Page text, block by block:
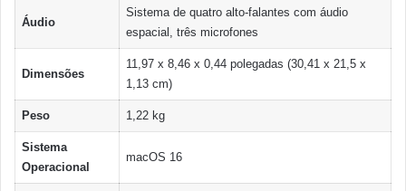
Áudio
Sistema de quatro alto-falantes com áudio
espacial, três microfones
Dimensões
11,97 x 8,46 x 0,44 polegadas (30,41 x 21,5 x
1,13 cm)
Peso 1,22 kg
Sistema
Operacional
macOS 16